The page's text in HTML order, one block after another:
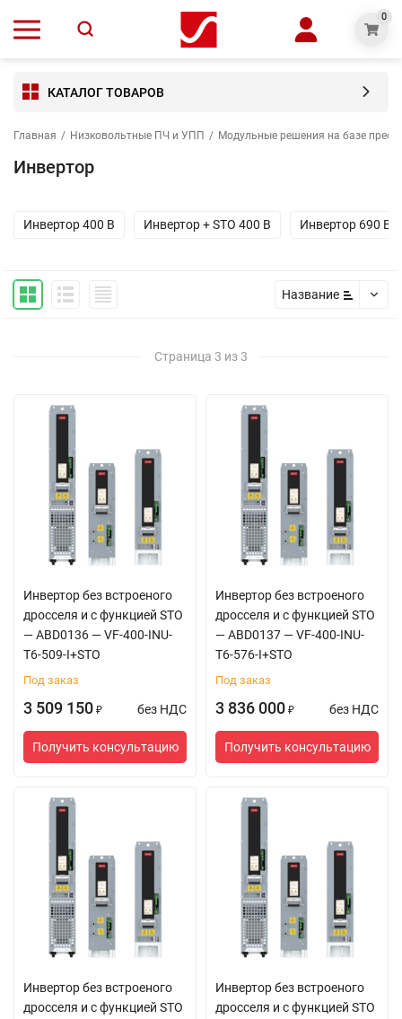
0
КАТАЛОГ ТОВАРОВ
Главная / Низковольтные ПЧ и УПП / Модульные решения на базе
Инвертор
Инвертор 400 В Инвертор + STO 400 В Инвертор 690 В
Название
Страница 3 из 3
Инвертор без встроеного
дросселя и с функцией STO
— ABD0136 — VF-400-INU-
T6-509-I+STO
Под заказ
3 509 150 ₽ без НДС
Получить консультацию
Инвертор без встроеного
дросселя и с функцией STO
— ABD0137 — VF-400-INU-
T6-576-I+STO
Под заказ
3 836 000 ₽ без НДС
Получить консультацию
Инвертор без встроеного
дросселя и с функцией STO
Инвертор без встроеного
дросселя и с функцией STO